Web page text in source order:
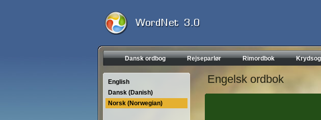
Dansk ordbog Rejseparlør Rimordbok
English
Dansk (Danish)
Norsk (Norwegian)
Engelsk ordbok